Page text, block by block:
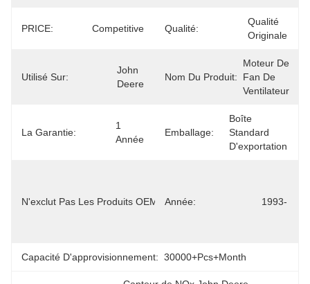
PRICE: Competitive Qualité:
Qualité
Originale
Utilisé Sur:
John
Deere
Nom Du Produit:
Moteur De
Fan De
Ventilateur
La Garantie:
1
Année
Emballage:
Boîte
Standard
D'exportation
N'exclut Pas Les Produits OEM.:
R70538
Année: 1993-
Capacité D'approvisionnement: 30000+Pcs+Month